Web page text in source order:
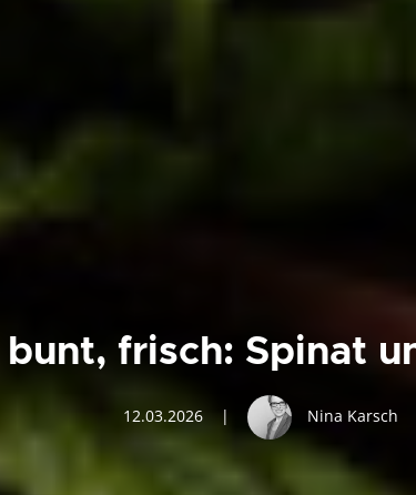
bunt, frisch: Spinat
12.03.2026 | Nina Karsch